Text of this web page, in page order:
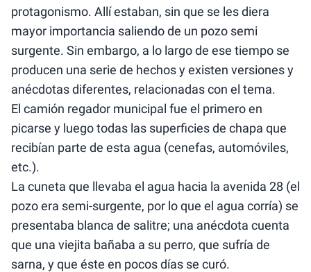
protagonismo. Allí estaban, sin que se les diera
mayor importancia saliendo de un pozo semi
surgente. Sin embargo, a lo largo de ese tiempo se
producen una serie de hechos y existen versiones y
anécdotas diferentes, relacionadas con el tema.
El camión regador municipal fue el primero en
picarse y luego todas las superficies de chapa que
recibían parte de esta agua (cenefas, automóviles,
etc.).
La cuneta que llevaba el agua hacia la avenida 28 (el
pozo era semi-surgente, por lo que el agua corría) se
presentaba blanca de salitre; una anécdota cuenta
que una viejita bañaba a su perro, que sufría de
sarna, y que éste en pocos días se curó.